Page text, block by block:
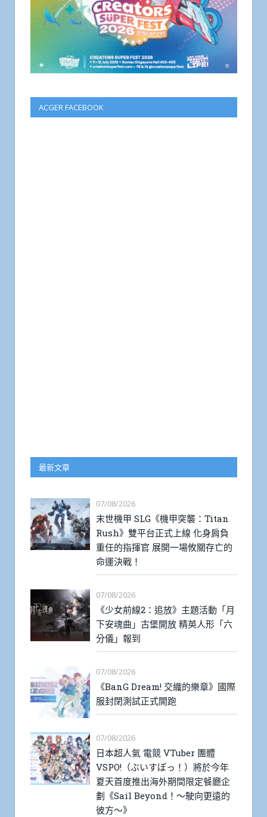
ACGER FACEBOOK
最新文章
07/08/2026
末世機甲 SLG《機甲突襲：Titan
Rush》雙平台正式上線 化身肩負
重任的指揮官 展開一場攸關存亡的
命運決戰！
07/08/2026
《少女前線2：追放》主題活動「月
下安魂曲」古堡開放 精英人形「六
分儀」報到
07/08/2026
《BanG Dream! 交織的樂章》國際
服封閉測試正式開跑
07/08/2026
日本超人氣 電競 VTuber 團體
VSPO!（ぶいすぽっ！）將於今年
夏天首度推出海外期間限定餐廳企
劃《Sail Beyond！～駛向更遠的
彼方～》